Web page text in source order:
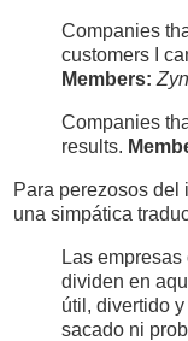
Companies
customers I
Members:
Companies
results.
Para perezosos del
una simpática
Las
dividen en
útil, divertido
sacado ni